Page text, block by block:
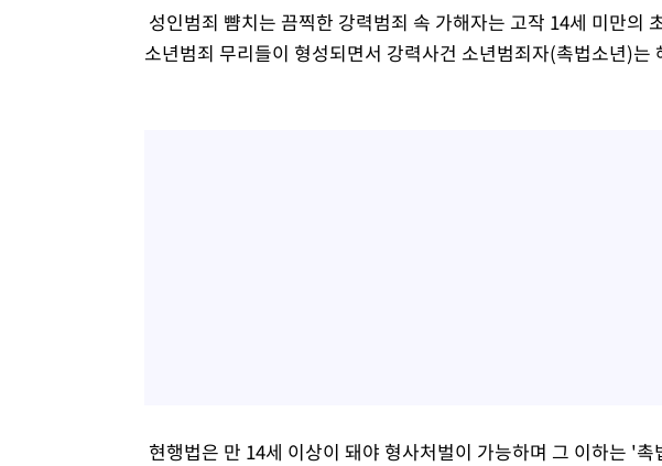
성인범죄 뺨치는 끔찍한 강력범죄 속 가해자는 고작 14세 미만의
소년범죄 무리들이 형성되면서 강력사건 소년범죄자(촉법소년)는
현행법은 만 14세 이상이 돼야 형사처벌이 가능하며 그 이하는 '